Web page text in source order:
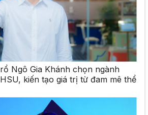
Ngô Gia Khánh chọn ngành
kiến tạo giá trị từ đam mê thể